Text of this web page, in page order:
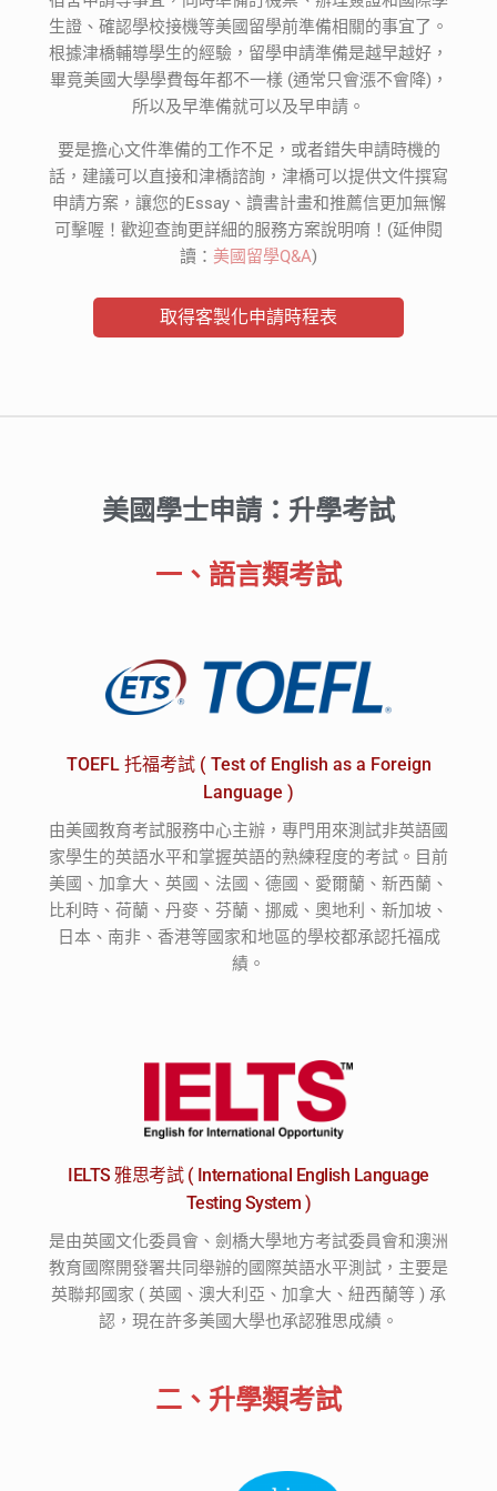
生證、確認學校接機等美國留學前準備相關的事宜了。
根據津橋輔導學生的經驗，留學申請準備是越早越好，
畢竟美國大學學費每年都不一樣 (通常只會漲不會降)，
所以及早準備就可以及早申請。
要是擔心文件準備的工作不足，或者錯失申請時機的
話，建議可以直接和津橋諮詢，津橋可以提供文件撰寫
申請方案，讓您的Essay、讀書計畫和推薦信更加無懈
可擊喔！歡迎查詢更詳細的服務方案說明唷！(延伸閱
讀： 美國留學Q&A)
取得客製化申請時程表
美國學士申請：升學考試
一、語言類考試
TOEFL 托福考試 ( Test of English as a Foreign
Language )
由美國教育考試服務中心主辦，專門用來測試非英語國
家學生的英語水平和掌握英語的熟練程度的考試。目前
美國、加拿大、英國、法國、德國、愛爾蘭、新西蘭、
比利時、荷蘭、丹麥、芬蘭、挪威、奧地利、新加坡、
日本、南非、香港等國家和地區的學校都承認托福成
績。
IELTS 雅思考試 ( International English Language
Testing System )
是由英國文化委員會、劍橋大學地方考試委員會和澳洲
教育國際開發署共同舉辦的國際英語水平測試，主要是
英聯邦國家 ( 英國、澳大利亞、加拿大、紐西蘭等 ) 承
認，現在許多美國大學也承認雅思成績。
二、升學類考試